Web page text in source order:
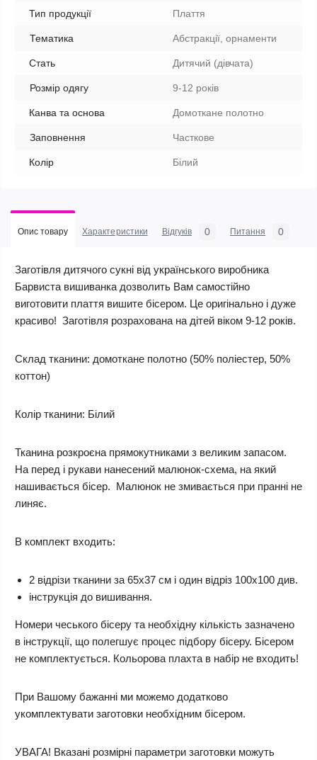
Тип продукції Плаття
Тематика Абстракції, орнаменти
Стать Дитячий (дівчата)
Розмір одягу 9-12 років
Канва та основа Домоткане полотно
Заповнення Часткове
Колір Білий
Опис товару Характеристики Відгуків 0 Питання 0
Заготівля дитячого сукні від українського виробника
Барвиста вишиванка дозволить Вам самостійно
виготовити плаття вишите бісером. Це оригінально і дуже
красиво! Заготівля розрахована на дітей віком 9-12 років.
Склад тканини: домоткане полотно (50% поліестер, 50%
коттон)
Колір тканини: Білий
Тканина розкроєна прямокутниками з великим запасом.
На перед і рукави нанесений малюнок-схема, на який
нашивається бісер. Малюнок не змивається при пранні не
линяє.
В комплект входить:
2 відрізи тканини за 65х37 см і один відріз 100х100 див.
інструкція до вишивання.
Номери чеського бісеру та необхідну кількість зазначено
в інструкції, що полегшує процес підбору бісеру. Бісером
не комплектується. Кольорова плахта в набір не входить!
При Вашому бажанні ми можемо додатково
укомплектувати заготовки необхідним бісером.
УВАГА! Вказані розмірні параметри заготовки можуть